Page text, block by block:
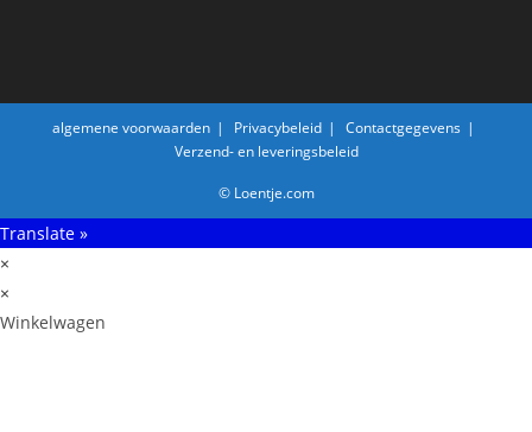
algemene voorwaarden Privacybeleid
Contactgegevens
Verzend- en leveringsbeleid
© Loentje.com
Translate »
×
×
Winkelwagen